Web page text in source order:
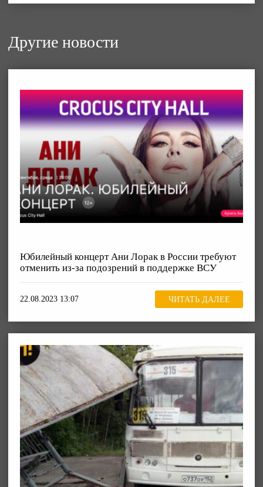
Другие новости
Юбилейный концерт Ани Лорак в России требуют
отменить из-за подозрений в поддержке ВСУ
22.08.2023 13:07 ЧИТАТЬ ДАЛЕЕ